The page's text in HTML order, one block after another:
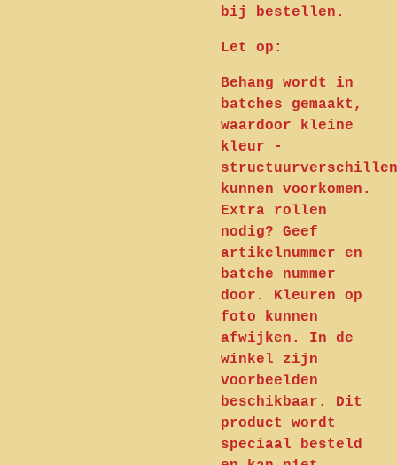
bij bestellen.
Let op:
Behang wordt in
batches gemaakt,
waardoor kleine
kleur -
structuurverschillen
kunnen voorkomen.
Extra rollen
nodig? Geef
artikelnummer en
batche nummer
door. Kleuren op
foto kunnen
afwijken. In de
winkel zijn
voorbeelden
beschikbaar. Dit
product wordt
speciaal besteld